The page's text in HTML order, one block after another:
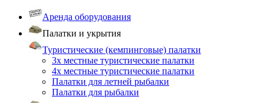
Аренда оборудования
Палатки и укрытия
Туристические (кемпинговые) палатки
3х местные туристические палатки
4х местные туристические палатки
Палатки для летней рыбалки
Палатки для рыбалки